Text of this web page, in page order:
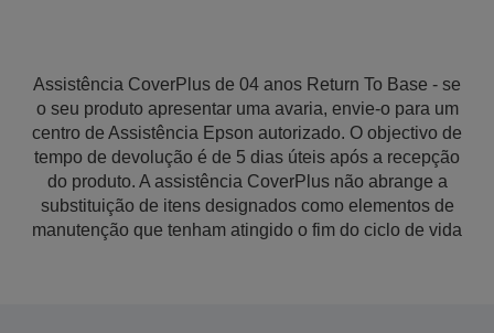
Assistência CoverPlus de 04 anos Return To Base - se
o seu produto apresentar uma avaria, envie-o para um
centro de Assistência Epson autorizado. O objectivo de
tempo de devolução é de 5 dias úteis após a recepção
do produto. A assistência CoverPlus não abrange a
substituição de itens designados como elementos de
manutenção que tenham atingido o fim do ciclo de vida